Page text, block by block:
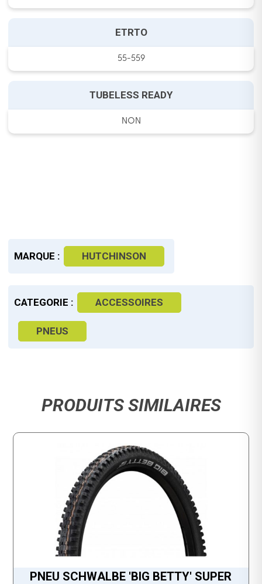
ETRTO
55-559
TUBELESS READY
NON
MARQUE : HUTCHINSON
CATEGORIE : ACCESSOIRES
PNEUS
PRODUITS SIMILAIRES
PNEU SCHWALBE 'BIG BETTY' SUPER